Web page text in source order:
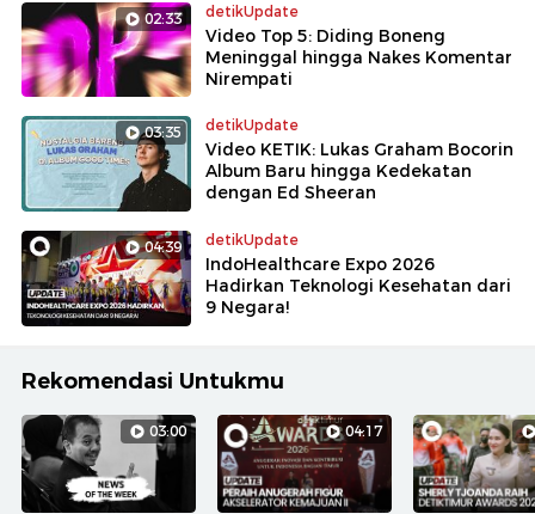
02:33 detikUpdate
Video Top 5: Diding Boneng
Meninggal hingga Nakes Komentar
Nirempati
03:35 detikUpdate
Video KETIK: Lukas Graham Bocorin
Album Baru hingga Kedekatan
dengan Ed Sheeran
04:39 detikUpdate
IndoHealthcare Expo 2026
Hadirkan Teknologi Kesehatan dari
9 Negara!
Rekomendasi Untukmu
03:00 04:17